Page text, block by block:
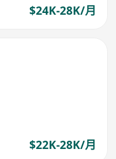
$24K-28K/月
$22K-28K/月